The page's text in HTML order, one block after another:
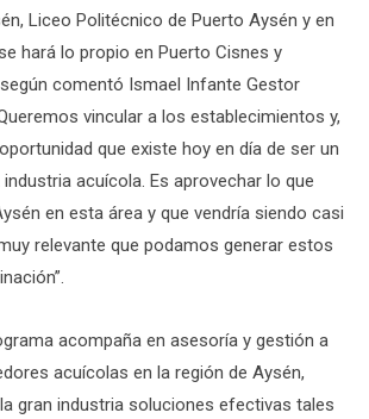
Liceo Politécnico de Puerto Aysén y en
hará lo propio en Puerto Cisnes y
comentó Ismael Infante Gestor
vincular a los establecimientos y,
que existe hoy en día de ser un
acuícola. Es aprovechar lo que
en esta área y que vendría siendo casi
relevante que podamos generar estos
acompaña en asesoría y gestión a
acuícolas en la región de Aysén,
gran industria soluciones efectivas tales